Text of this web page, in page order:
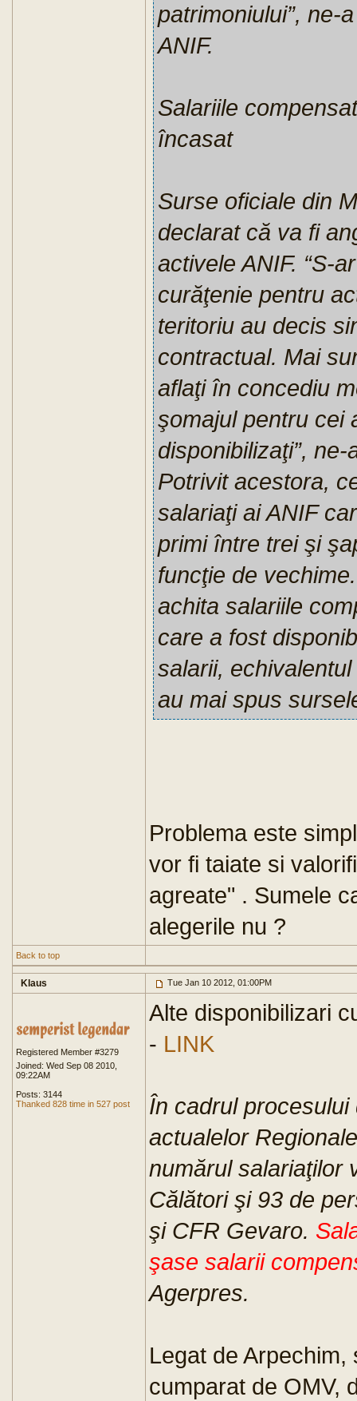
patrimoniului”, ne-
ANIF.
Salariile
încasat
Surse oficiale din
declarat că va fi
activele ANIF. “S-
curăţenie pentru
teritoriu au decis
contractual. Mai
aflaţi în concediu
şomajul pentru cei
disponibilizaţi”,
Potrivit acestora,
salariaţi ai ANIF
primi între trei şi
funcţie de
achita salariile
care a fost
salarii,
au mai spus
Problema este
vor fi taiate si
agreate" . Sumele
alegerile nu ?
Back to top
Klaus Tue Jan 10 2012, 01:00PM
Registered Member #3279
Joined: Wed Sep 08 2010,
09:22AM
Posts: 3144
Thanked 828 time in 527 post
Alte disponibilizari
- LINK
În cadrul
actualelor
numărul salariaţilor
Călători şi 93 de
şi CFR Gevaro.
şase salarii
Agerpres.
Legat de
cumparat de OMV,